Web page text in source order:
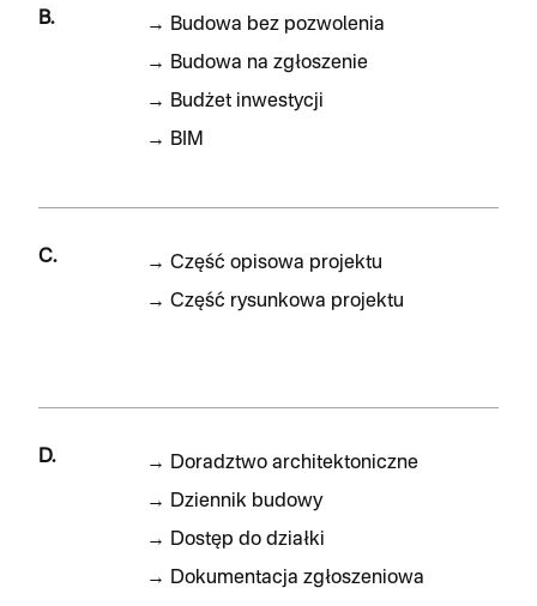
B. → Budowa bez pozwolenia
→ Budowa na zgłoszenie
→ Budżet inwestycji
→ BIM
C. → Część opisowa projektu
→ Część rysunkowa projektu
D. → Doradztwo architektoniczne
→ Dziennik budowy
→ Dostęp do działki
→ Dokumentacja zgłoszeniowa